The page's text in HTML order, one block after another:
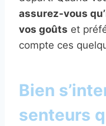
assurez-vous
vos goûts et
compte ces
Bien
senteurs